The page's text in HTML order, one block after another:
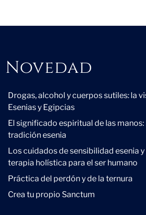
Novedad
Novedad
Drogas, alcohol y cuerpos sutiles: la
Esenias y Egipcias
El significado espiritual de las manos:
tradición esenia
Los cuidados de sensibilidad esenia y
terapia holística para el ser humano
Práctica del perdón y de la ternura
Crea tu propio Sanctum